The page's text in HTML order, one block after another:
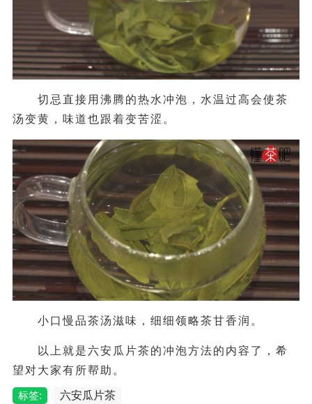
切忌直接用沸腾的热水冲泡，水温过高会使茶
汤变黄，味道也跟着变苦涩。
小口慢品茶汤滋味，细细领略茶甘香润。
以上就是六安瓜片茶的冲泡方法的内容了，希
望对大家有所帮助。
标签: 六安瓜片茶